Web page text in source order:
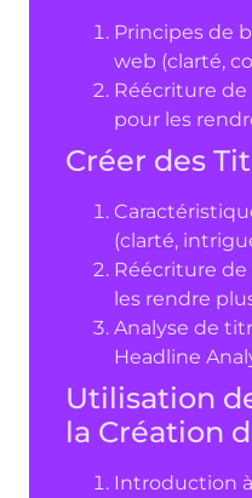
Principes de
web (clarté,
Réécriture
pour les
Créer des
(clarté,
Réécriture
les rendre
Analyse de
Headline
Utilisation
la Création
Introduction